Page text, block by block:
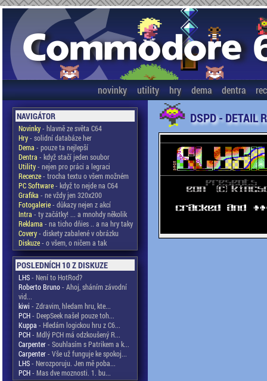
novinky utility hry dema dentra
NAVIGÁTOR
Novinky- hlavně ze světa C64
Hry- solidní databáze her
Dema - pouze ta nejlepší
Dentra - když stačí jeden soubor
Utility- nejen pro práci a legraci
Recenze- trocha textu o všem možném
PC Software- když to nejde na C64
Grafika - ne vždy jen 320x200
Fotogalerie- důkazy nejen z akcí
Intra - ty začátky! ... a mnohdy několik
Reklama - na ticho dňies .. a na hry taky
Covery- diskety zabalené v obrázku
Diskuze- o všem, o ničem a tak
POSLEDNÍCH 10 Z DISKUZE
LHS- Není to HotRod?
Roberto Bruno- Ahoj, sháním závodní
vid...
kiwi - Zdravim, hledam hru, kte...
PCH- DeepSeek našel pouze toh...
Kuppa - Hledám logickou hru z C6...
PCH- Mdlý PCH má odzkoušený R...
Carpenter- Souhlasím s Patrikem a k...
Carpenter- Vše už funguje ke spokoj...
LHS- Nerozporuju. Jen mě poba...
PCH- Mas dve moznosti. 1. bu...
DSPD - DETAIL